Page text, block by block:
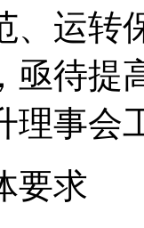
、运转
亟待提
理事会
要求